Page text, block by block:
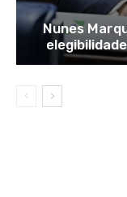
Nunes